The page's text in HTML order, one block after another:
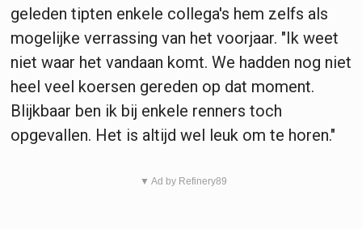
geleden tipten enkele collega's hem zelfs als
mogelijke verrassing van het voorjaar. "Ik weet
niet waar het vandaan komt. We hadden nog niet
heel veel koersen gereden op dat moment.
Blijkbaar ben ik bij enkele renners toch
opgevallen. Het is altijd wel leuk om te horen."
▼ Ad by Refinery89